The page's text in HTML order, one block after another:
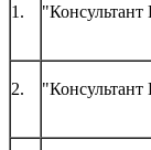
1.
2.